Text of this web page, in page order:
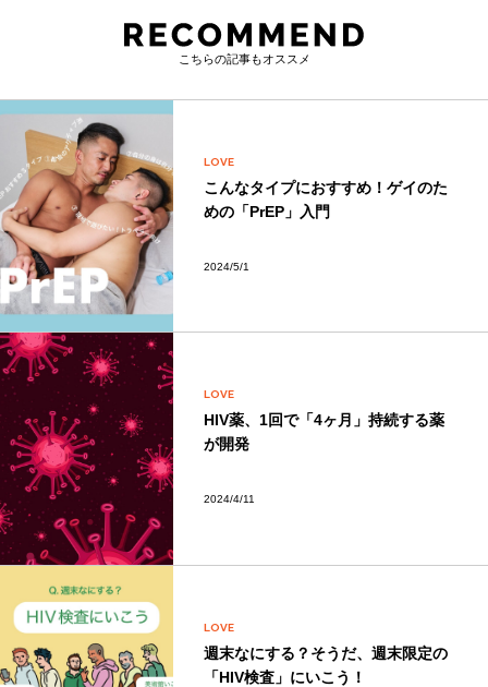
こちらの記事もオススメ
LOVE
こんなタイプにおすすめ！ゲイのた
めの「PrEP」入門
2024/5/1
LOVE
HIV薬、1回で「4ヶ月」持続する薬
が開発
2024/4/11
LOVE
週末なにする？そうだ、週末限定の
「HIV検査」にいこう！